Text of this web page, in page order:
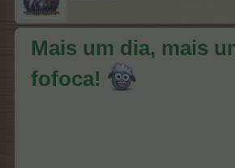
Mais um dia, mais
fofoca!